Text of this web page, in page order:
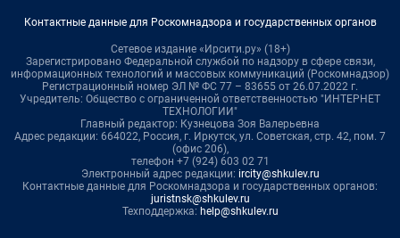
Контактные данные для Роскомнадзора и государственных органов
Сетевое издание «Ирсити.ру» (18+)
Зарегистрировано Федеральной службой по надзору в сфере связи,
информационных технологий и массовых коммуникаций (Роскомнадзор)
Регистрационный номер ЭЛ № ФС 77 – 83655 от 26.07.2022 г.
Учредитель: Общество с ограниченной ответственностью "ИНТЕРНЕТ
ТЕХНОЛОГИИ"
Главный редактор: Кузнецова Зоя Валерьевна
Адрес редакции: 664022, Россия, г. Иркутск, ул. Советская, стр. 42, пом. 7
(офис 206),
телефон +7 (924) 603 02 71
Электронный адрес редакции: ircity@shkulev.ru
Контактные данные для Роскомнадзора и государственных органов:
juristnsk@shkulev.ru
Техподдержка: help@shkulev.ru